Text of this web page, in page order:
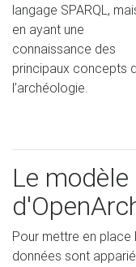
langage SPARQL,
en ayant une
connaissance des
principaux concepts
l’archéologie.
Le
Pour mettre en place
données sont